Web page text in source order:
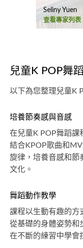
Seliny Yuen
查看專家列表
兒童K POP舞
以下為您整理兒童K
培養節奏感與音感
在兒童K POP舞蹈課
結合KPOP歌曲和
旋律，培養音感和節
文化。
舞蹈動作教學
課程以生動有趣的方
從基礎的身體姿勢和
在不斷的練習中學會